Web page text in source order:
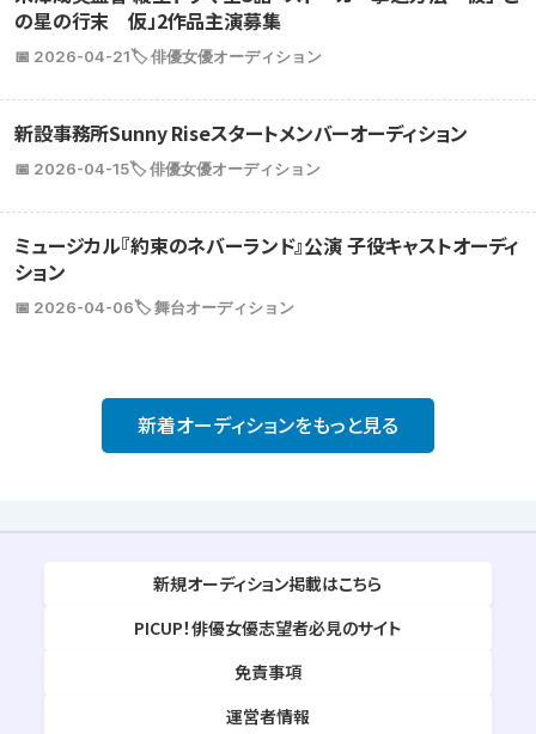
の星の行末 仮」2作品主演募集
📅 2026-04-21🏷️ 俳優女優オーディション
新設事務所Sunny Riseスタートメンバーオーディション
📅 2026-04-15🏷️ 俳優女優オーディション
ミュージカル『約束のネバーランド』公演 子役キャストオーディ
ション
📅 2026-04-06🏷️ 舞台オーディション
新着オーディションをもっと見る
新規オーディション掲載はこちら
PICUP！俳優女優志望者必見のサイト
免責事項
運営者情報